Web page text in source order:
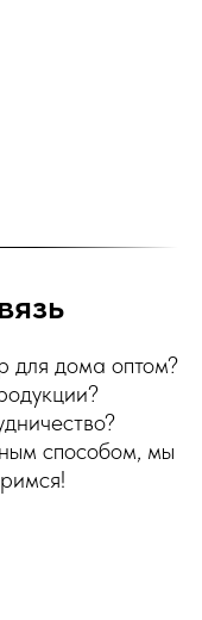
для дома оптом?
способом, мы